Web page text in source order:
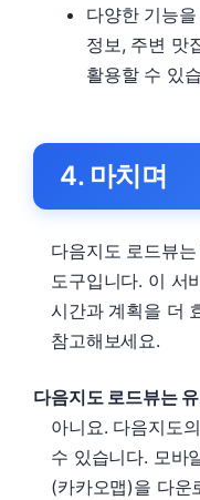
다양한 기능
정보, 주변 맛
활용할 수 있
4. 마치며
다음지도 로드뷰
도구입니다. 이 서
시간과 계획을 더
참고해보세요.
다음지도 로드뷰는
아니요. 다음지도
수 있습니다. 모바
(카카오맵)을 다운